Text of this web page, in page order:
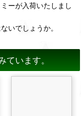
ーが入荷いたしまし
いでしょうか。
ています。